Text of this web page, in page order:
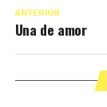
ANTERIOR
Una de amor